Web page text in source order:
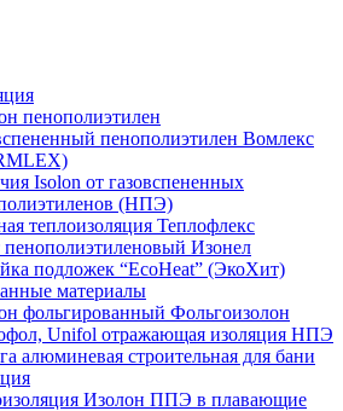
пенополиэтилен
пенополиэтилен Вомлекс
Isolon от газовспененных
(НПЭ)
теплоизоляция Теплофлекс
Изонел
подложек “EcoHeat” (ЭкоХит)
материалы
фольгированный Фольгоизолон
Unifol отражающая изоляция НПЭ
алюминевая строительная для бани
Изолон ППЭ в плавающие